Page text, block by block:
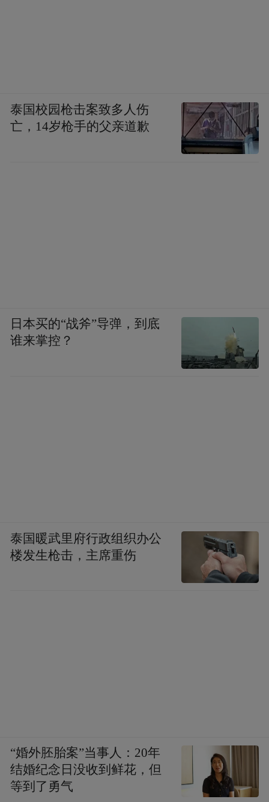
泰国校园枪击案致多人伤
亡，14岁枪手的父亲道歉
日本买的“战斧”导弹，到底
谁来掌控？
泰国暖武里府行政组织办公
楼发生枪击，主席重伤
“婚外胚胎案”当事人：20年
结婚纪念日没收到鲜花，但
等到了勇气